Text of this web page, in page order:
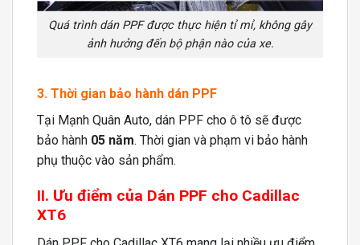
Quá trình dán PPF được thực hiện tỉ mỉ, không gây
ảnh hưởng đến bộ phận nào của xe.
3. Thời gian bảo hành dán PPF
Tại Mạnh Quân Auto, dán PPF cho ô tô sẽ được
bảo hành 05 năm. Thời gian và phạm vi bảo hành
phụ thuộc vào sản phẩm.
II. Ưu điểm của Dán PPF cho Cadillac
XT6